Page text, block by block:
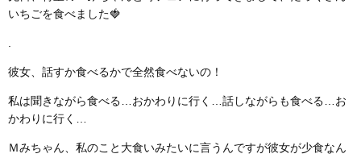
いちごを食べました🍓
彼女、話すか食べるかで全然食べないの！
私は聞きながら食べる…おかわりに行く…話しながらも食べる…お
かわりに行く…
Ｍみちゃん、私のこと大食いみたいに言うんですが彼女が少食なん